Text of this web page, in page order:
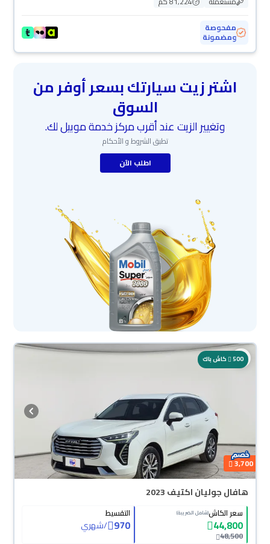
مفحوصة
ومضمونة
اشتر زيت سيارتك بسعر أوفر من
السوق
وتغيير الزيت عند أقرب مركز خدمة موبيل لك.
تطبق الشروط و الأحكام
اطلب الآن
500 كاش باك
3,700
هافال جوليان اكتيف 2023
سعر الكاش(شامل الضريبة)
44,800
48,500
التقسيط
970
/شهري